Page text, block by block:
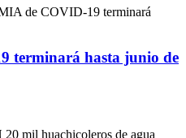
terminará hasta junio de